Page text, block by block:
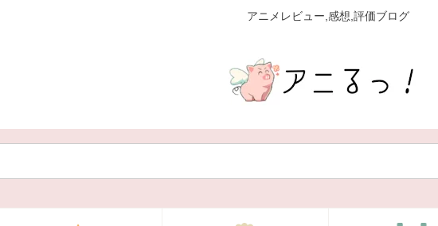
アニメレビュー,感想,評価ブログ